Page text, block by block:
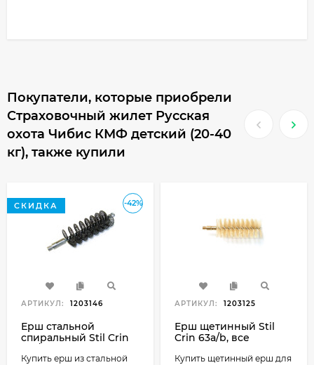
Покупатели, которые приобрели
Страховочный жилет Русская
охота Чибис КМФ детский (20-40
кг), также купили
-42%
СКИДКА
АРТИКУЛ: 1203146
Ерш стальной
спиральный Stil Crin
Купить ерш из стальной
АРТИКУЛ: 1203125
Ерш щетинный Stil
Crin 63a/b, все
Купить щетинный ерш для